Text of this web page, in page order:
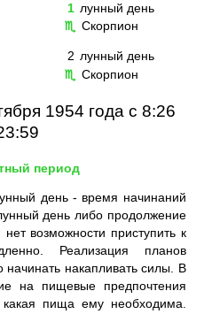
1 лунный день
♏ Скорпион
2 лунный день
♏ Скорпион
1954 года с 8:26
период
день - время начинаний
день либо продолжение
возможности приступить к
Реализация планов
начинать накапливать силы. В
на пищевые предпочтения
какая пища ему необходима.